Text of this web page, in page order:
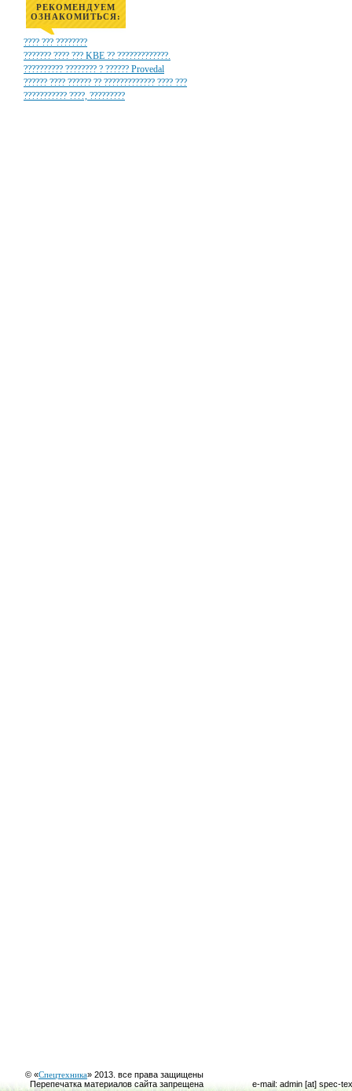
РЕКОМЕНДУЕМ
ОЗНАКОМИТЬСЯ:
???? ??? ????????
??????? ???? ??? KBE ?? ?????????????.
?????????? ???????? ? ?????? Provedal
?????? ???? ?????? ?? ????????????? ???? ???
??????????? ????, ?????????
© «Спецтехника» 2013. все права защищены
Перепечатка материалов сайта запрещена
e-mail: admin [at] spec-